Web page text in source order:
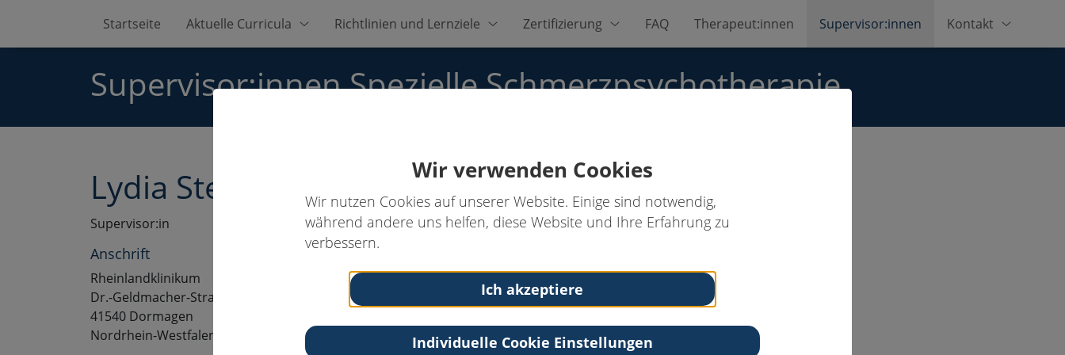
Wir verwenden Cookies
Wir nutzen Cookies auf unserer Website. Einige sind notwendig,
während andere uns helfen, diese Website und Ihre Erfahrung zu
verbessern.
Ich akzeptiere
Individuelle Cookie Einstellungen
Startseite Aktuelle Curricula Richtlinien und Lernziele Zertifizierung FAQ Therapeut:innen Supervisor:innen Kontakt
Supervisor:innen Spezielle Schmerzpsychotherapie
Lydia Stern
Supervisor:in
Anschrift
Rheinlandklinikum
Dr.-Geldmacher-Straße 20
41540 Dormagen
Nordrhein-Westfalen
Tel: 02133 66 4525
lydia.stern@rheinlandklinikum.de